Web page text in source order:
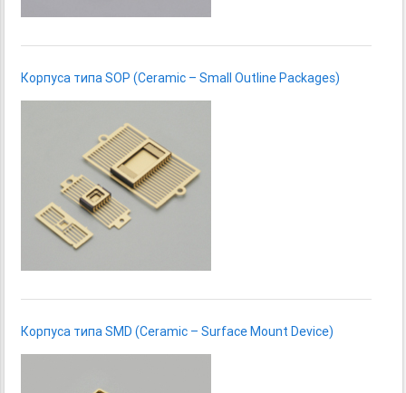
Корпуса типа SOP (Ceramic – Small Outline Packages)
Корпуса типа SMD (Ceramic – Surface Mount Device)